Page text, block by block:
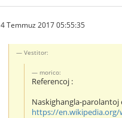
4 Temmuz 2017 05:55:35
Vestitor:
morico:
Referencoj :
Naskighangla-parolantoj
https://en.wikipedia.org/